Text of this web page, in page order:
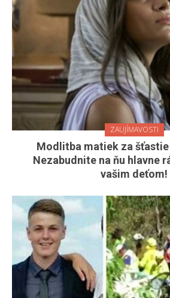
ZAUJÍMAVOSTI
Modlitba matiek za
Nezabudnite na ňu hlavne
vašim deťom!